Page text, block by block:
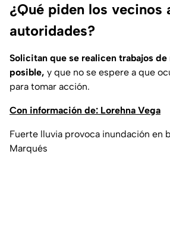
¿Qué piden los vecinos
autoridades?
Solicitan que se realicen trabajos
posible, y que no se espere a que
para tomar acción.
Con información de: Lorehna Vega
Fuerte lluvia provoca inundación en
Marqués